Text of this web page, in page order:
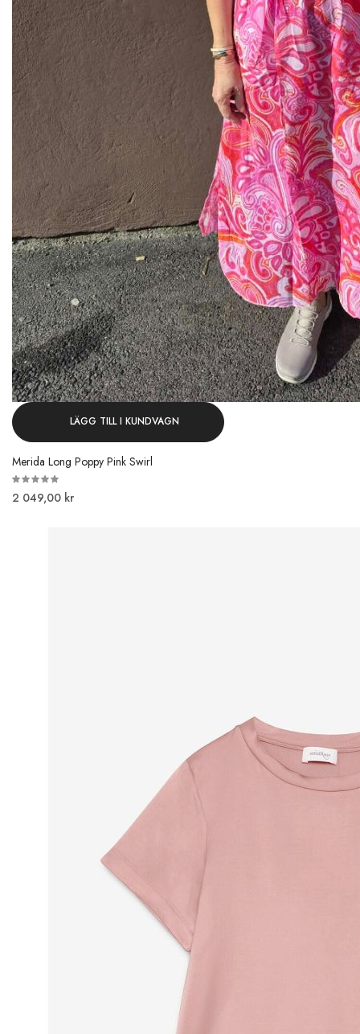
LÄGG TILL I KUNDVAGN
Merida Long Poppy Pink Swirl
2 049,00 kr